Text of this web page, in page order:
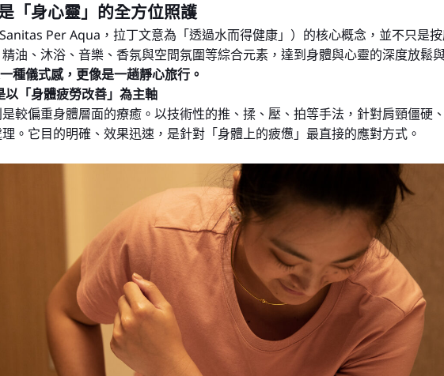
「身心靈」的全方位照護
Per Aqua，拉丁文意為「透過水而得健康」）的核心概念，並不只是
油、沐浴、音樂、香氛與空間氛圍等綜合元素，達到身體與心靈的深度放鬆
種儀式感，更像是一趟靜心旅行。
以「身體疲勞改善」為主軸
較偏重身體層面的療癒。以技術性的推、揉、壓、拍等手法，針對肩頸僵硬
。它目的明確、效果迅速，是針對「身體上的疲憊」最直接的應對方式。